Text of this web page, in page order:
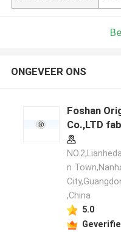
ONGEVEER ONS
Foshan
Co.,LTD
n
,China
5.0